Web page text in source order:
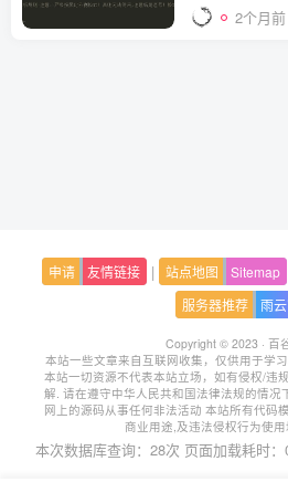
2个月前
申请 友情链接 | 站点地图 Sitemap
服务器推荐 雨
Copyright © 2023 · 百
本站一些文章来自互联网收集，仅供用于学
本站一切资源不代表本站立场，如有侵权/违
解. 请在遵守中华人民共和国法律法规的情况
网上的源码从事任何非法活动 本站所有代码
商业用途,及违法侵权行为使用
本次数据库查询：28次 页面加载耗时